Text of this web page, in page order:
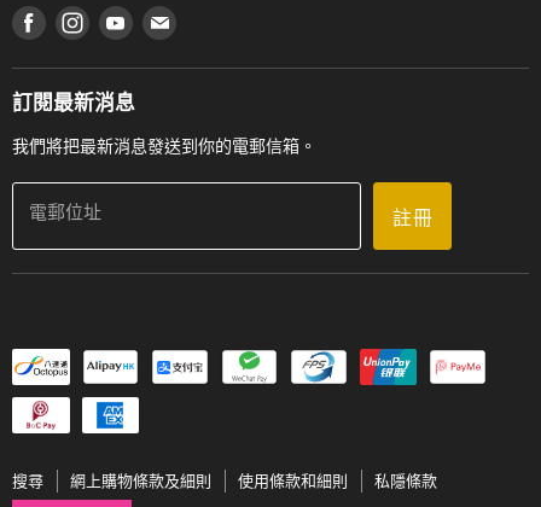
產品序號查詢
私隱條款
門市購買產品及服務
在 Facebook 上找到我們
在 Instagram 上找到我們
在 Youtube 上找到我們
在 電子郵件 上找到我們
訂閱最新消息
我們將把最新消息發送到你的電郵信箱。
電郵位址 註冊
搜尋 網上購物條款及細則 使用條款和細則 私隱條款